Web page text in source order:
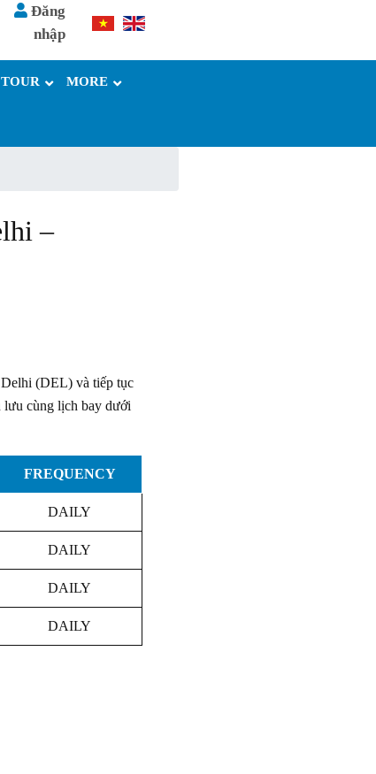
Đăng
nhập
TOUR MORE
–
(DEL) và tiếp tục
lưu cùng lịch bay dưới
FREQUENCY
DAILY
DAILY
DAILY
DAILY